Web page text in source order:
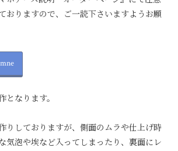
おりますので、ご一読下さいますようお願
となります。
りしておりますが、側面のムラや仕上げ時
気泡や埃など入ってしまったり、裏面にレ